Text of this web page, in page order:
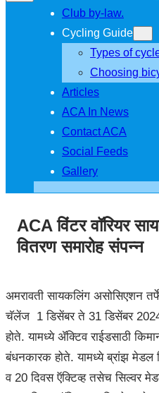
Club by-law.
Cycling Guide
Types of
Choosing
Articles
ACA In News
Contact ACA
Social Feeds
Gallery
ACA विंटर वॉरियर
वितरण समारोह संपन्न
अमरावती सायकलिंग असोसिएशन
चॅलेंज 1 डिसेंबर ते 31 डिसेंबर
होते. यामध्ये ॲक्टिव राईडसाठी
बंधनकारक होते. यामध्ये ब्रांझ मेडल
व 20 दिवस ऍक्टिव्ह तसेच सिल्वर